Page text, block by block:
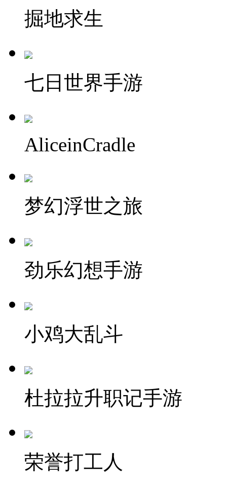
掘地求生
七日世界手游
AliceinCradle
梦幻浮世之旅
劲乐幻想手游
小鸡大乱斗
杜拉拉升职记手游
荣誉打工人